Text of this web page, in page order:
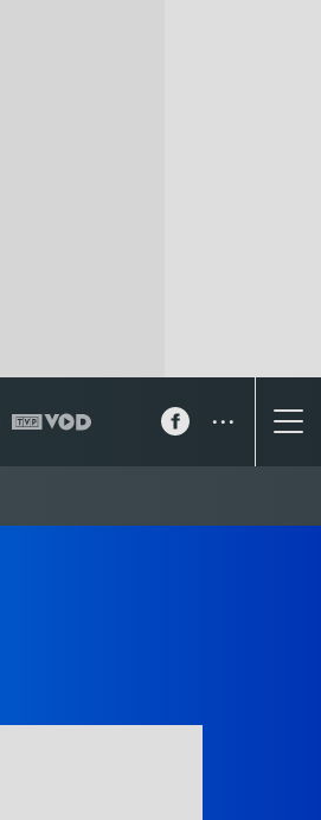
...